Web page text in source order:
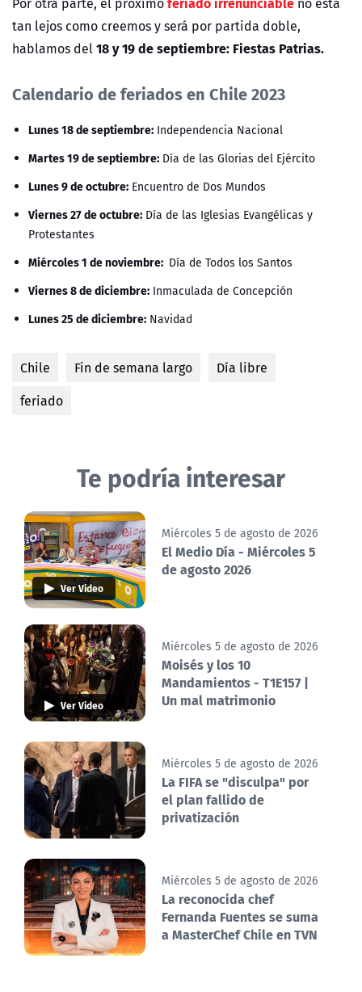
tan lejos como creemos y será por partida doble,
hablamos del18 y 19 de septiembre: Fiestas Patrias.
Calendario de feriados en Chile 2023
Lunes 18 de septiembre: Independencia Nacional
Martes 19 de septiembre: Día de las Glorias del Ejército
Lunes 9 de octubre: Encuentro de Dos Mundos
Viernes 27 de octubre: Día de las Iglesias Evangélicas y
Protestantes
Miércoles 1 de noviembre: Día de Todos los Santos
Viernes 8 de diciembre: Inmaculada de Concepción
Lunes 25 de diciembre: Navidad
Chile Fin de semana largo
Día libre
feriado
Te podría interesar
Ver Video
Miércoles 5 de agosto de 2026
El Medio Día - Miércoles 5
de agosto 2026
Ver Video
Miércoles 5 de agosto de 2026
Moisés y los 10
Mandamientos - T1E157 |
Un mal matrimonio
Miércoles 5 de agosto de 2026
La FIFA se "disculpa" por
el plan fallido de
privatización
Miércoles 5 de agosto de 2026
La reconocida chef
Fernanda Fuentes se suma
a MasterChef Chile en TVN